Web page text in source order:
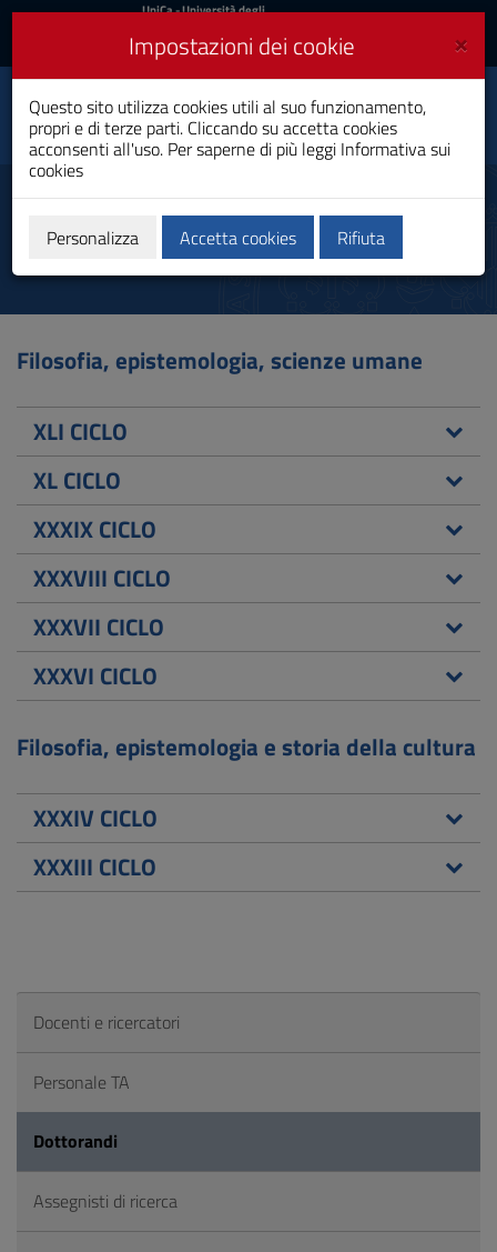
Vai
al
navigazione
sito
al
UniCa
Accedi
UniCa- Università degli
Accedi UniCA News
Toggle
navigation
Dipartimento di
Pedagogia, psicologia,
filosofia
Dottorandi
Filosofia, epistemologia, scienze umane
XLI CICLO
XL CICLO
XXXIX CICLO
XXXVIII CICLO
XXXVII CICLO
XXXVI CICLO
Filosofia, epistemologia e storia della cultura
XXXIV CICLO
XXXIII CICLO
Docenti e ricercatori
Personale TA
Dottorandi
Assegnisti di ricerca
×
Impostazioni dei cookie
Questo sito utilizza cookies utili al suo funzionamento,
propri e di terze parti. Cliccando su accetta cookies
acconsenti all'uso. Per saperne di più leggi Informativa sui
cookies
Personalizza Accetta cookies Rifiuta